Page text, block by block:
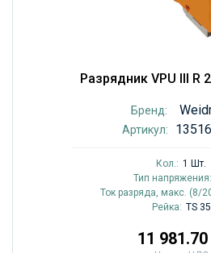
Разрядник VPU III R
Бренд:
Артикул:
Кол.: 1 Шт.
Тип напряжения:
Ток разряда, макс. (8/
Рейка: TS 35
11 981.70